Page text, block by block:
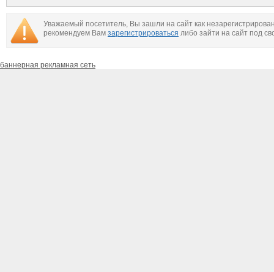
Уважаемый посетитель, Вы зашли на сайт как
рекомендуем Вам зарегистрироваться либо зайти на сайт под
баннерная рекламная сеть